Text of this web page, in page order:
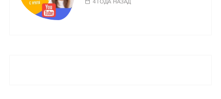
4 ГОДА НАЗАД